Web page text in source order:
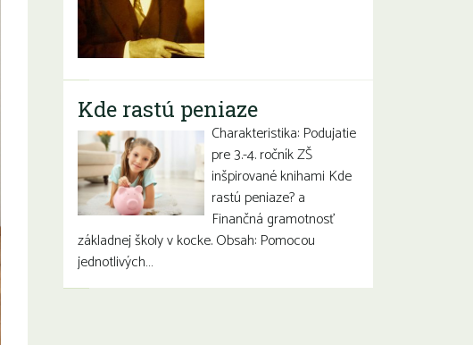
Kde rastú peniaze
Charakteristika: Podujatie
pre 3.-4. ročník ZŠ
inšpirované knihami Kde
rastú peniaze? a
Finančná gramotnosť
základnej školy v kocke. Obsah: Pomocou
jednotlivých…